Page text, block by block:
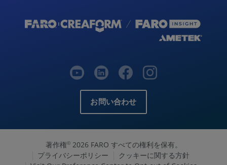
お問い合わせ
著作権©2026 FARO すべての権利を保有。
プライバシーポリシー
クッキーに関する方針